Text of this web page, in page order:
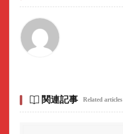
関連記事 Related articles